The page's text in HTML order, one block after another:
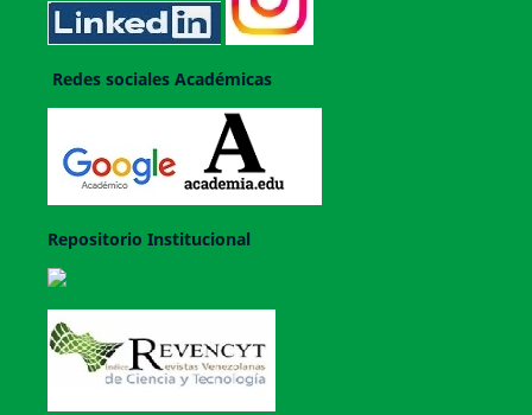
Redes sociales Académicas
Repositorio Institucional